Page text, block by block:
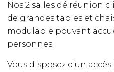
Nos 2 salles dé réunion
de grandes tables et
modulable pouvant
personnes.
Vous disposez d'un